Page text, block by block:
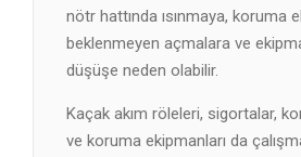
nötr hattında ısınmaya, koruma
beklenmeyen açmalara ve
düşüşe neden olabilir.
Kaçak akım röleleri, sigortalar,
ve koruma ekipmanları da